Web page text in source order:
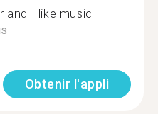
and I like music
Obtenir l'appli